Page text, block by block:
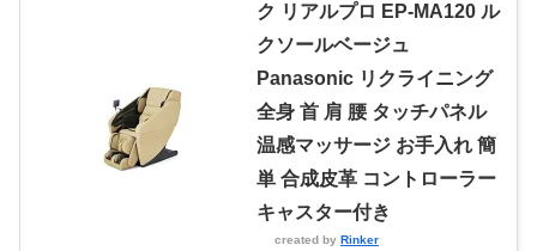
ク リアルプロ EP-MA120 ル
クソールベージュ
Panasonic リクライニング
全身 首 肩 腰 タッチパネル
温感マッサージ お手入れ 簡
単 合成皮革 コントローラー
キャスター付き
created by Rinker